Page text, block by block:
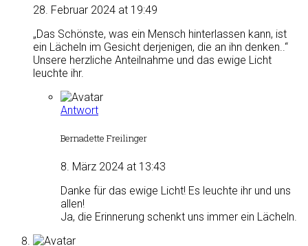
28. Februar 2024 at 19:49
„Das Schönste, was ein Mensch hinterlassen kann, ist
ein Lächeln im Gesicht derjenigen, die an ihn denken..“
Unsere herzliche Anteilnahme und das ewige Licht
leuchte ihr.
Antwort
Bernadette Freilinger
8. März 2024 at 13:43
Danke für das ewige Licht! Es leuchte ihr und uns
allen!
Ja, die Erinnerung schenkt uns immer ein Lächeln.